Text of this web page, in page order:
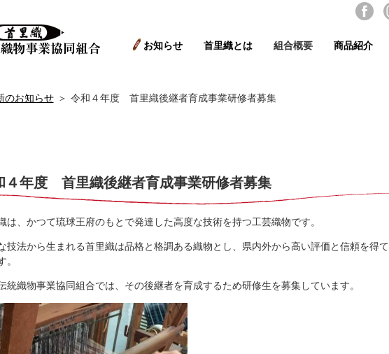
お知らせ 首里織とは 組合概要 商品紹介
のお知らせ ＞ 令和４年度 首里織後継者育成事業研修者募集
４年度 首里織後継者育成事業研修者募集
は、かつて琉球王府のもとで発達した高度な技術を持つ工芸織物です。
技法から生まれる首里織は品格と格調ある織物とし、県内外から高い評価と信頼を得て
。
統織物事業協同組合では、その後継者を育成するため研修生を募集しています。